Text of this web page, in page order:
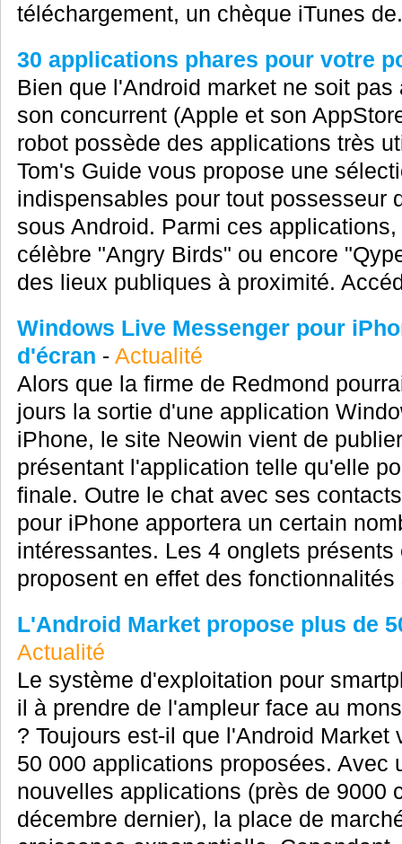
téléchargement, un chèque iTunes
30 applications phares pour votre
Bien que l'Android market ne soit
son concurrent (Apple et son
robot possède des applications très
Tom's Guide vous propose une
indispensables pour tout possesseur
sous Android. Parmi ces
célèbre "Angry Birds" ou encore
des lieux publiques à proximité.
Windows Live Messenger pour
d'écran - Actualité
Alors que la firme de Redmond
jours la sortie d'une application
iPhone, le site Neowin vient de
présentant l'application telle qu'elle
finale. Outre le chat avec ses
pour iPhone apportera un certain
intéressantes. Les 4 onglets
proposent en effet des
L'Android Market propose plus de
Actualité
Le système d'exploitation pour
il à prendre de l'ampleur face au
? Toujours est-il que l'Android
50 000 applications proposées. Avec
nouvelles applications (près de 9000
décembre dernier), la place de